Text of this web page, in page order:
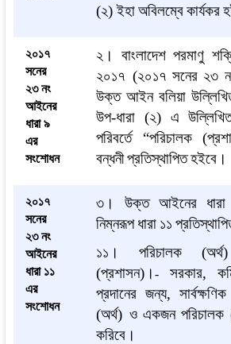
(২)ইহা অবিলম্বে কার্যকর
২০১৭
সনের
২৩ নং
আইনের
ধারা ৯
এর
সংশোধন
২ । বাংলাদেশ পরমাণু
২০১৭ (২০১৭ সনের ২৩
উক্ত আইন বলিয়া
উপ-ধারা (২)এ
পরিবর্তে“পরিচালক(
বন্ধনীপ্রতিস্থাপিতহইবে ।
২০১৭
সনের
২৩ নং
আইনের
ধারা ১১
এর
সংশোধন
৩ । উক্ত আইনের ধারা
নিম্নরূপ ধারা ১১
১১ । পরিচালক(অর্থ
(প্রশাসন) ।- সরকার,
প্রদানের জন্য,সার্বক্ষণিক
(অর্থ) ও একজন পরিচালক
করিবে ।